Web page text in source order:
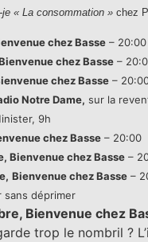
« La consommation » chez
chez Basse – 20:00
chez Basse –
chez Basse –
Notre Dame, sur la
9h
chez Basse – 20:00
Bienvenue chez Basse –
Bienvenue chez Basse –
sans déprimer
Bienvenue chez
trop le nombril ?